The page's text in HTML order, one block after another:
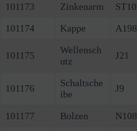
101173
Zinkenarm ST10
101174
Kappe A198
101175
Wellensch
utz
J21
101176
Schaltsche
ibe
J9
101177 Bolzen N108